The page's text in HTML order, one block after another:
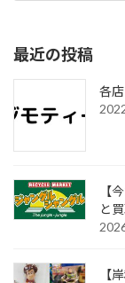
最近の投稿
各
【
と
【